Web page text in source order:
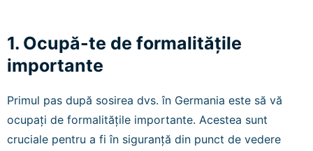
1. Ocupă-te de formalitățile
importante
Primul pas după sosirea dvs. în Germania este să vă
ocupați de formalitățile importante. Acestea sunt
cruciale pentru a fi în siguranță din punct de vedere